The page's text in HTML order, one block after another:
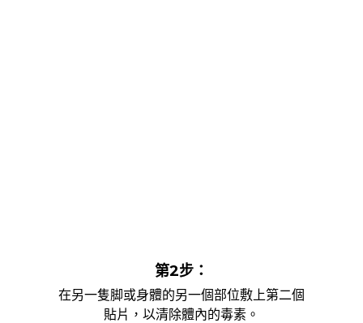
第2步：
在另一隻脚或身體的另一個部位敷上第二個
貼片，以清除體內的毒素。